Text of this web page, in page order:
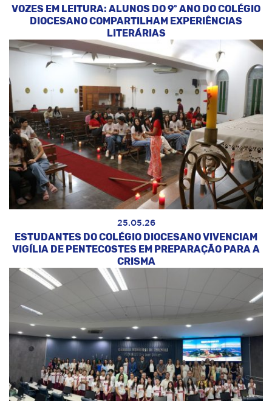
VOZES EM LEITURA: ALUNOS DO 9º ANO DO COLÉGIO
DIOCESANO COMPARTILHAM EXPERIÊNCIAS
LITERÁRIAS
25.05.26
ESTUDANTES DO COLÉGIO DIOCESANO VIVENCIAM
VIGÍLIA DE PENTECOSTES EM PREPARAÇÃO PARA A
CRISMA